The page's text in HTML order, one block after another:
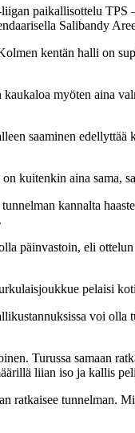
liigan paikallisottelu
Salibandy
kentän halli on
myöten aina
saaminen
kuitenkin aina sama,
kannalta
päinvastoin, eli
pelaisi
voi olla
Turussa samaan
liian iso ja kallis
tunnelman.